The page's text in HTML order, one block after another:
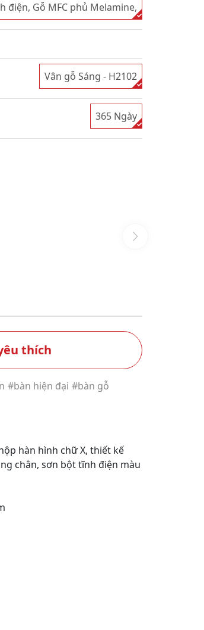
điện, Gỗ MFC phủ Melamine,
Vân gỗ Sáng - H2102
365 Ngày
thích
#bàn hiện đại #bàn gỗ
hàn hình chữ X, thiết kế
chân, sơn bột tĩnh điện màu